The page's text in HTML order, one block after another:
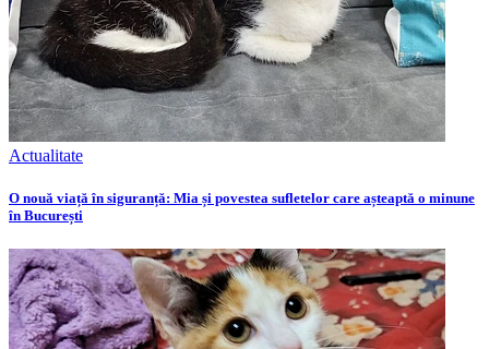
Actualitate
O nouă viață în siguranță: Mia și povestea sufletelor care așteaptă o minune
în București